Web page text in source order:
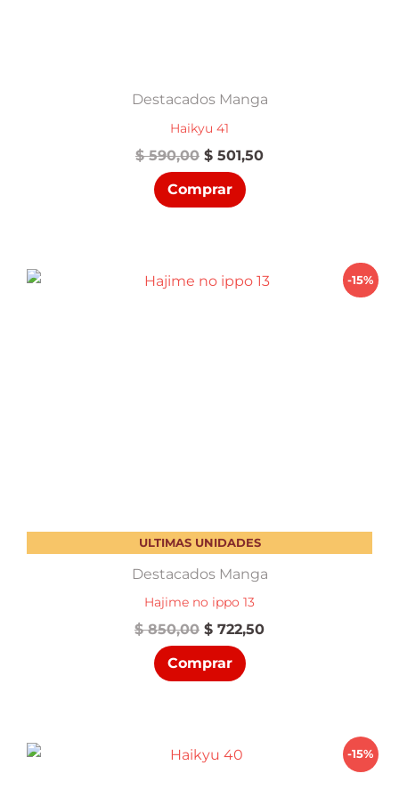
Destacados Manga
Haikyu 41
$590,00 El
precio
original
era:
$ 501,50El
Comprar
-15%
ULTIMAS UNIDADES
Destacados Manga
Hajime no ippo 13
$850,00 El
precio
original
era:
$ 722,50El
Comprar
-15%